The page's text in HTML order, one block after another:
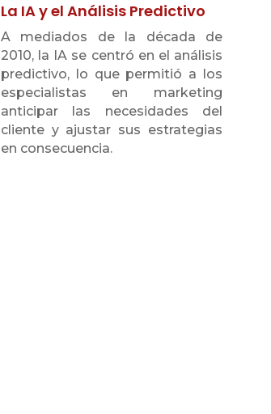
La IA y el Análisis Predictivo
A mediados de la década de
2010, la IA se centró en el análisis
predictivo, lo que permitió a los
especialistas en marketing
anticipar las necesidades del
cliente y ajustar sus estrategias
en consecuencia.